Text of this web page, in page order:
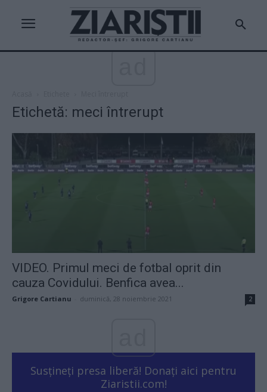
Etichetă: meci întrerupt
VIDEO. Primul meci de fotbal oprit din
cauza Covidului. Benfica avea...
Grigore Cartianu duminică, 28 noiembrie 2021 2
Susțineți presa liberă! Donați aici pentru
Ziaristii.com!